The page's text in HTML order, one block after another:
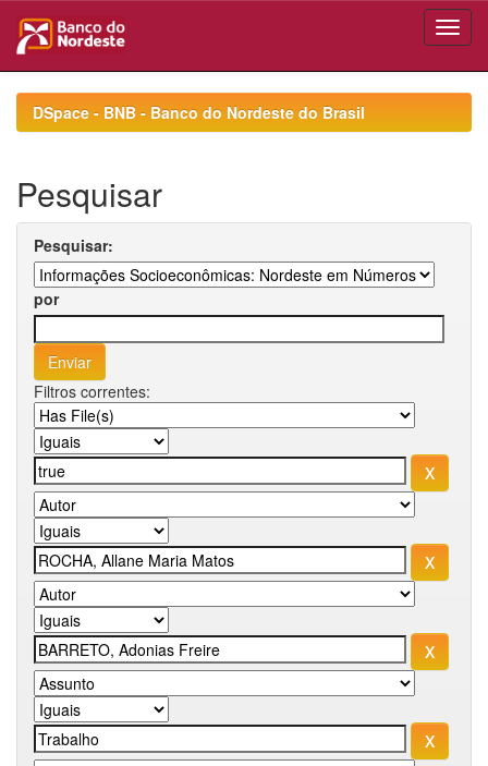
navigationDSpace - BNB - Banco do Nordeste do Brasil
Pesquisar
Pesquisar:
por
Filtros correntes: